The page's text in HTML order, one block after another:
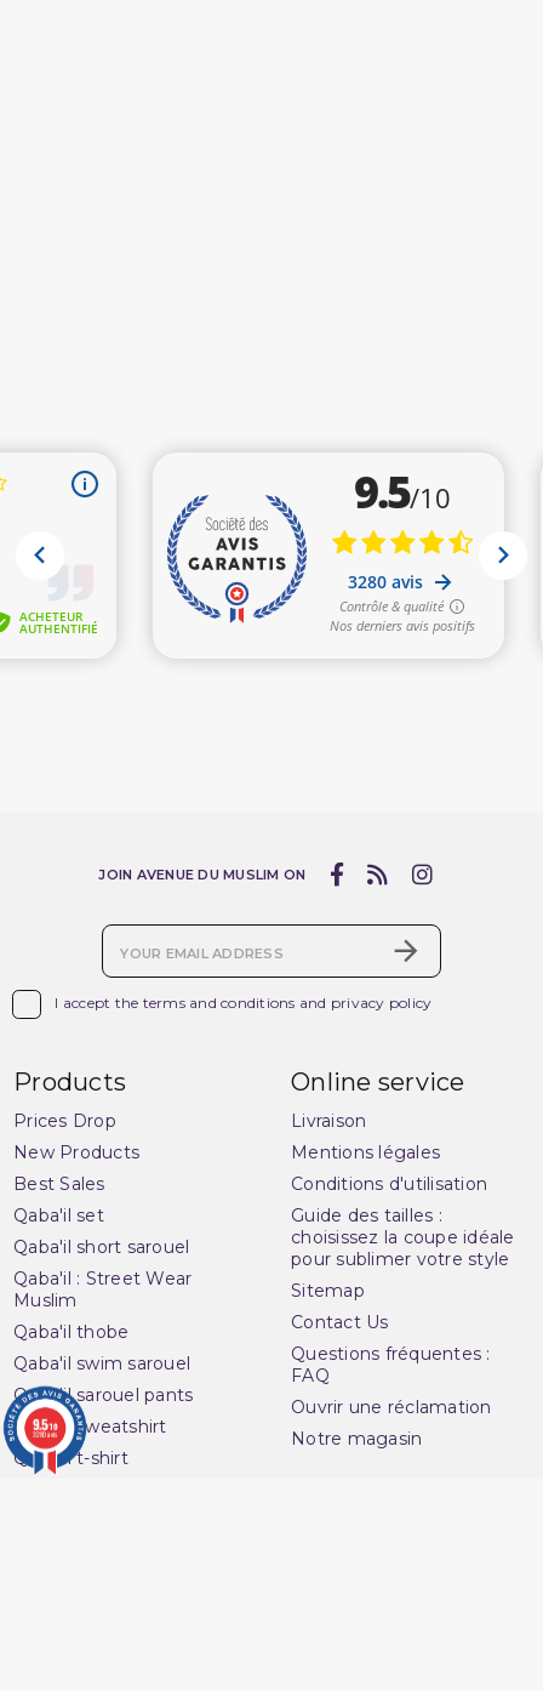
I accept the terms and conditions and privacy policy
JOIN AVENUE DU MUSLIM ON
Products
Prices Drop
New Products
Best Sales
Qaba'il set
Qaba'il short sarouel
Qaba'il : Street Wear
Muslim
Qaba'il thobe
Qaba'il swim sarouel
Qaba'il sarouel pants
Qaba'il sweatshirt
Qaba'il t-shirt
Online service
Livraison
Mentions légales
Conditions d'utilisation
Guide des tailles :
choisissez la coupe idéale
pour sublimer votre style
Sitemap
Contact Us
Questions fréquentes :
FAQ
Ouvrir une réclamation
Notre magasin
9.5/10
3280 avis